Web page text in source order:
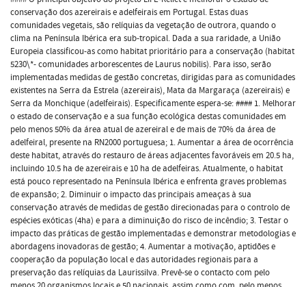
conservação dos azereirais e adelfeirais em Portugal. Estas duas
comunidades vegetais, são relíquias da vegetação de outrora, quando o
clima na Península Ibérica era sub-tropical. Dada a sua raridade, a União
Europeia classificou-as como habitat prioritário para a conservação (habitat
5230\*- comunidades arborescentes de Laurus nobilis). Para isso, serão
implementadas medidas de gestão concretas, dirigidas para as comunidades
existentes na Serra da Estrela (azereirais), Mata da Margaraça (azereirais) e
Serra da Monchique (adelfeirais). Especificamente espera-se: #### 1. Melhorar
o estado de conservação e a sua função ecológica destas comunidades em
pelo menos 50% da área atual de azereiral e de mais de 70% da área de
adelfeiral, presente na RN2000 portuguesa; 1. Aumentar a área de ocorrência
deste habitat, através do restauro de áreas adjacentes favoráveis em 20.5 ha,
incluindo 10.5 ha de azereirais e 10 ha de adelfeiras. Atualmente, o habitat
está pouco representado na Península Ibérica e enfrenta graves problemas
de expansão; 2. Diminuir o impacto das principais ameaças à sua
conservação através de medidas de gestão direcionadas para o controlo de
espécies exóticas (4ha) e para a diminuição do risco de incêndio; 3. Testar o
impacto das práticas de gestão implementadas e demonstrar metodologias e
abordagens inovadoras de gestão; 4. Aumentar a motivação, aptidões e
cooperação da população local e das autoridades regionais para a
preservação das relíquias da Laurissilva. Prevê-se o contacto com pelo